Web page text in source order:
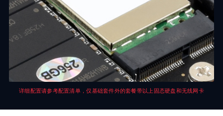
详细配置请参考配置清单，仅基础套件外的套餐带以上固态硬盘和无线网卡